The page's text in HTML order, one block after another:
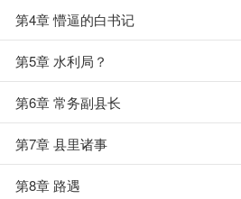
第4章 懵逼的白书记
第5章 水利局？
第6章 常务副县长
第7章 县里诸事
第8章 路遇